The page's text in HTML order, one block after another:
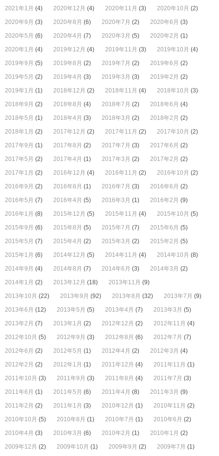
2021年1月 (4) 2020年12月 (4) 2020年11月 (3) 2020年10月 (2)
2020年9月 (3) 2020年8月 (6) 2020年7月 (2) 2020年6月 (3)
2020年5月 (6) 2020年4月 (7) 2020年3月 (5) 2020年2月 (1)
2020年1月 (4) 2019年12月 (4) 2019年11月 (3) 2019年10月 (4)
2019年9月 (5) 2019年8月 (2) 2019年7月 (2) 2019年6月 (2)
2019年5月 (2) 2019年4月 (3) 2019年3月 (3) 2019年2月 (2)
2019年1月 (1) 2018年12月 (2) 2018年11月 (4) 2018年10月 (3)
2018年9月 (2) 2018年8月 (4) 2018年7月 (2) 2018年6月 (4)
2018年5月 (1) 2018年4月 (3) 2018年3月 (2) 2018年2月 (2)
2018年1月 (2) 2017年12月 (2) 2017年11月 (2) 2017年10月 (2)
2017年9月 (1) 2017年8月 (2) 2017年7月 (3) 2017年6月 (2)
2017年5月 (2) 2017年4月 (1) 2017年3月 (2) 2017年2月 (2)
2017年1月 (2) 2016年12月 (4) 2016年11月 (2) 2016年10月 (2)
2016年9月 (2) 2016年8月 (1) 2016年7月 (3) 2016年6月 (2)
2016年5月 (7) 2016年4月 (5) 2016年3月 (1) 2016年2月 (9)
2016年1月 (8) 2015年12月 (5) 2015年11月 (4) 2015年10月 (5)
2015年9月 (6) 2015年8月 (5) 2015年7月 (7) 2015年6月 (5)
2015年5月 (7) 2015年4月 (2) 2015年3月 (2) 2015年2月 (5)
2015年1月 (6) 2014年12月 (5) 2014年11月 (4) 2014年10月 (8)
2014年9月 (4) 2014年8月 (7) 2014年6月 (3) 2014年3月 (2)
2014年1月 (2) 2013年12月 (18) 2013年11月 (9)
2013年10月 (22) 2013年9月 (92) 2013年8月 (32) 2013年7月 (9)
2013年6月 (12) 2013年5月 (5) 2013年4月 (7) 2013年3月 (5)
2013年2月 (7) 2013年1月 (2) 2012年12月 (2) 2012年11月 (4)
2012年10月 (5) 2012年9月 (3) 2012年8月 (6) 2012年7月 (7)
2012年6月 (2) 2012年5月 (1) 2012年4月 (2) 2012年3月 (4)
2012年2月 (2) 2012年1月 (1) 2011年12月 (4) 2011年11月 (1)
2011年10月 (3) 2011年9月 (3) 2011年8月 (4) 2011年7月 (3)
2011年6月 (1) 2011年5月 (6) 2011年4月 (8) 2011年3月 (9)
2011年2月 (2) 2011年1月 (3) 2010年12月 (1) 2010年11月 (2)
2010年10月 (5) 2010年8月 (1) 2010年7月 (1) 2010年6月 (2)
2010年4月 (3) 2010年3月 (6) 2010年2月 (1) 2010年1月 (2)
2009年12月 (2) 2009年10月 (1) 2009年9月 (2) 2009年7月 (1)